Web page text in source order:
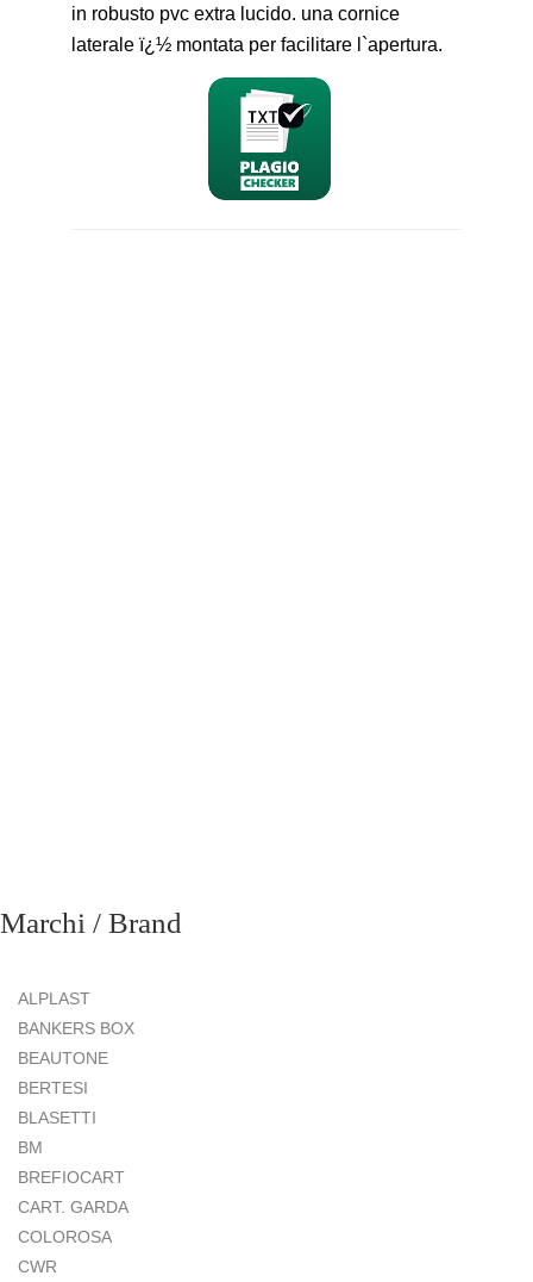
in robusto pvc extra lucido. una cornice
laterale ï¿½ montata per facilitare l`apertura.
Marchi / Brand
ALPLAST
BANKERS BOX
BEAUTONE
BERTESI
BLASETTI
BM
BREFIOCART
CART. GARDA
COLOROSA
CWR